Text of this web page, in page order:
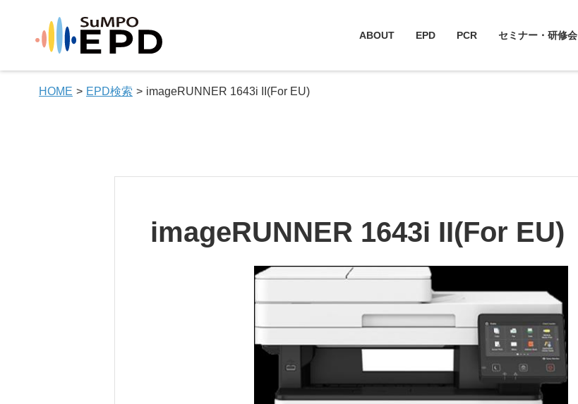
ABOUT EPD PCR セミナー・研修会
HOME EPD検索 imageRUNNER 1643i II(For EU)
imageRUNNER 1643i II(For EU)